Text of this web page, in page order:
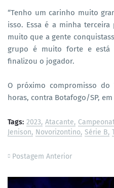
“Tenho um carinho muito
isso. Essa é a minha
muito que a gente
grupo é muito forte e está
finalizou o jogador.
O próximo compromisso do
horas, contra Botafogo/SP,
Tags: 2023 Atacante
Jenison Novorizontino Série B
Postagem Anterior